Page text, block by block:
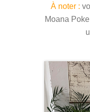
À noter :
Moana